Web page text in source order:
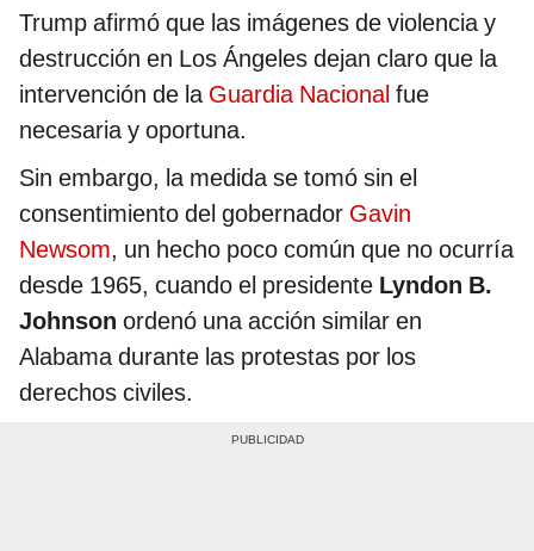
Trump afirmó que las imágenes de violencia y
destrucción en Los Ángeles dejan claro que la
intervención de la Guardia Nacional fue
necesaria y oportuna.
Sin embargo, la medida se tomó sin el
consentimiento del gobernador Gavin
Newsom, un hecho poco común que no ocurría
desde 1965, cuando el presidente Lyndon B.
Johnson ordenó una acción similar en
Alabama durante las protestas por los
derechos civiles.